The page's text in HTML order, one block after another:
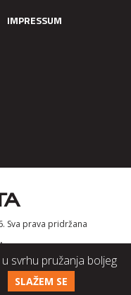
svrhu pružanja boljeg
SLAŽEM SE
IMPRESSUM
Sva prava pridržana